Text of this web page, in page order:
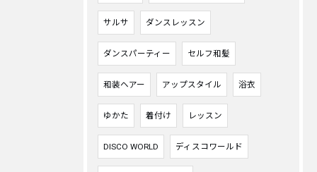
サルサ ダンスレッスン
ダンスパーティー セルフ和髪
和装ヘアー アップスタイル 浴衣
ゆかた 着付け レッスン
DISCO WORLD ディスコワールド